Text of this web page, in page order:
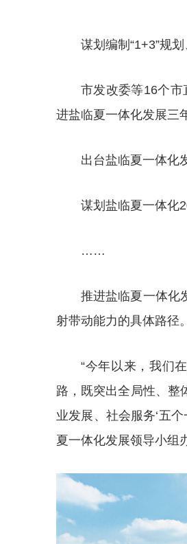
谋划编制“1+3”规
市发改委等16个市
进盐临夏一体化发展三
出台盐临夏一体化
谋划盐临夏一体化
……
推进盐临夏一体化
射带动能力的具体路径。
“今年以来，我们
路，既突出全局性、整
业发展、社会服务‘五
夏一体化发展领导小组